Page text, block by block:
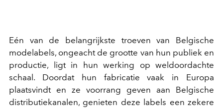
Eén van de belangrijkste troeven van Belgische
modelabels, ongeacht de grootte van hun publiek en
productie, ligt in hun werking op weldoordachte
schaal. Doordat hun fabricatie vaak in Europa
plaatsvindt en ze voorrang geven aan Belgische
distributiekanalen, genieten deze labels een zekere